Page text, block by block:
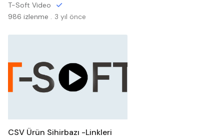
T-Soft Video
986 izlenme . 3 yıl önce
CSV Ürün Sihirbazı -Linkleri